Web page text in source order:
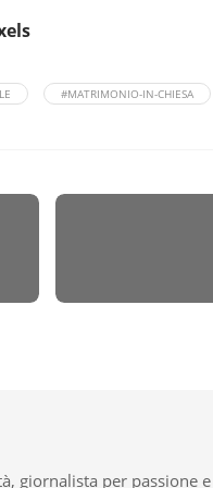
#MATRIMONIO-IN-CHIESA
giornalista per passione